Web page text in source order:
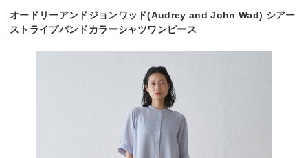
オードリーアンドジョンワッド(Audrey and John Wad) シアー
ストライプバンドカラーシャツワンピース